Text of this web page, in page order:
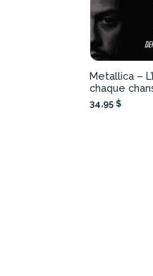
Metallica –
chaque
34,95 $